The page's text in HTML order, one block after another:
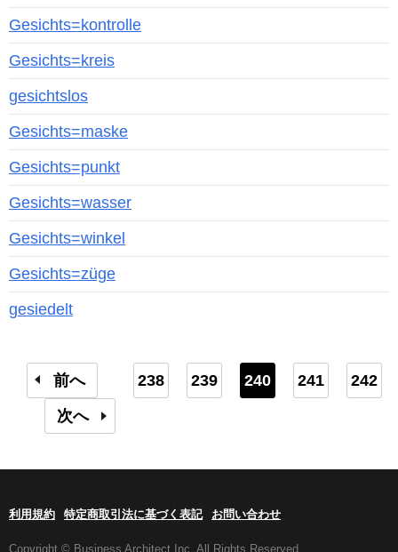
Gesichts=kontrolle
Gesichts=kreis
gesichtslos
Gesichts=maske
Gesichts=punkt
Gesichts=wasser
Gesichts=winkel
Gesichts=züge
gesiedelt
前へ 238 239 240 241
242
次へ
利用規約 特定商取引法に基づく表記 お問い合わせ
Copyright © Business Architect Inc. All Rights Reserved.